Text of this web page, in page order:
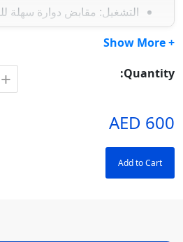
التشغيل: مقابض دوارة سهلة
التركيب:
مقاوم للتآكل والصدأ
+ Show More
Quantity:
+
600 AED
Add to Cart